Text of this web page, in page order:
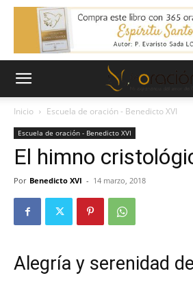
Inicio Escuela de oración - Benedicto XVI
Escuela de oración - Benedicto XVI
El himno
Por Benedicto XVI - 14 marzo, 2018
Alegría y serenidad